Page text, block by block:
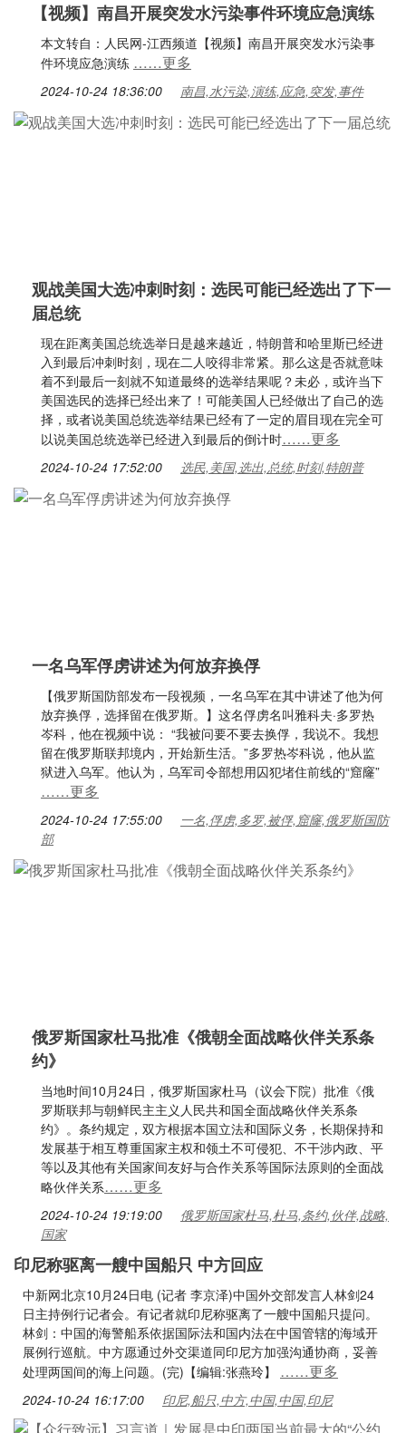
【视频】南昌开展突发水污染事件环境应急演练
本文转自：人民网-江西频道【视频】南昌开展突发水污染事
件环境应急演练 ……更多
2024-10-24 18:36:00 南昌,水污染,演练,应急,突发,事件
观战美国大选冲刺时刻：选民可能已经选出了下一
届总统
现在距离美国总统选举日是越来越近，特朗普和哈里斯已经进
入到最后冲刺时刻，现在二人咬得非常紧。那么这是否就意味
着不到最后一刻就不知道最终的选举结果呢？未必，或许当下
美国选民的选择已经出来了！可能美国人已经做出了自己的选
择，或者说美国总统选举结果已经有了一定的眉目现在完全可
以说美国总统选举已经进入到最后的倒计时……更多
2024-10-24 17:52:00 选民,美国,选出,总统,时刻,特朗普
一名乌军俘虏讲述为何放弃换俘
【俄罗斯国防部发布一段视频，一名乌军在其中讲述了他为何
放弃换俘，选择留在俄罗斯。】这名俘虏名叫雅科夫·多罗热
岑科，他在视频中说： “我被问要不要去换俘，我说不。我想
留在俄罗斯联邦境内，开始新生活。”多罗热岑科说，他从监
狱进入乌军。他认为，乌军司令部想用囚犯堵住前线的“窟窿”
……更多
2024-10-24 17:55:00
一名,俘虏,多罗,被俘,窟窿,俄罗斯国防
部
俄罗斯国家杜马批准《俄朝全面战略伙伴关系条
约》
当地时间10月24日，俄罗斯国家杜马（议会下院）批准《俄
罗斯联邦与朝鲜民主主义人民共和国全面战略伙伴关系条
约》。条约规定，双方根据本国立法和国际义务，长期保持和
发展基于相互尊重国家主权和领土不可侵犯、不干涉内政、平
等以及其他有关国家间友好与合作关系等国际法原则的全面战
略伙伴关系……更多
2024-10-24 19:19:00
俄罗斯国家杜马,杜马,条约,伙伴,战略,
国家
印尼称驱离一艘中国船只 中方回应
中新网北京10月24日电 (记者 李京泽)中国外交部发言人林剑24
日主持例行记者会。有记者就印尼称驱离了一艘中国船只提问。
林剑：中国的海警船系依据国际法和国内法在中国管辖的海域开
展例行巡航。中方愿通过外交渠道同印尼方加强沟通协商，妥善
处理两国间的海上问题。(完)【编辑:张燕玲】 ……更多
2024-10-24 16:17:00 印尼,船只,中方,中国,中国,印尼